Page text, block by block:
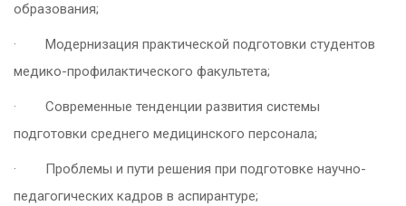
образования;
·
Модернизация практической подготовки студентов
медико-профилактического факультета;
·
Современные тенденции развития системы
подготовки среднего медицинского персонала;
·
Проблемы и пути решения при подготовке научно-
педагогических кадров в аспирантуре;